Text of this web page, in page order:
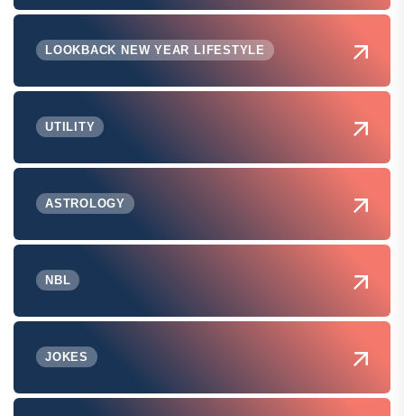
LOOKBACK NEW YEAR LIFESTYLE
UTILITY
ASTROLOGY
NBL
JOKES